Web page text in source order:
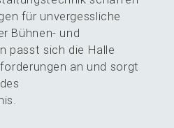
für unver­gess­li­che
Bühnen- und
passt sich die Halle
an und sorgt